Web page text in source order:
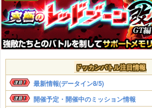
ドッカンバトル注目情報
最新情報(データイン8/5)
開催予定・開催中のミッション情報